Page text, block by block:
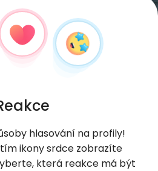
hlasování na profily!
ikony srdce zobrazíte
která reakce má být